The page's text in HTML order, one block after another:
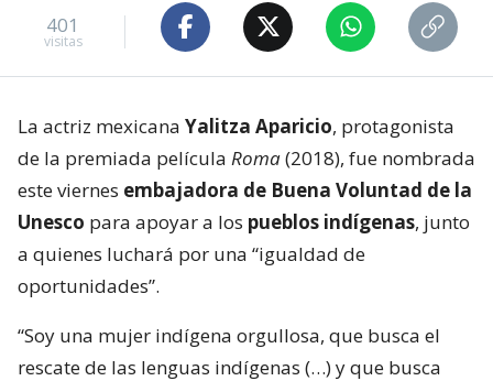
401
visitas
La actriz mexicana Yalitza Aparicio, protagonista
de la premiada película Roma(2018), fue nombrada
este viernes embajadora de Buena Voluntad de la
Unesco para apoyar a los pueblos indígenas, junto
a quienes luchará por una “igualdad de
oportunidades”.
“Soy una mujer indígena orgullosa, que busca el
rescate de las lenguas indígenas (…) y que busca